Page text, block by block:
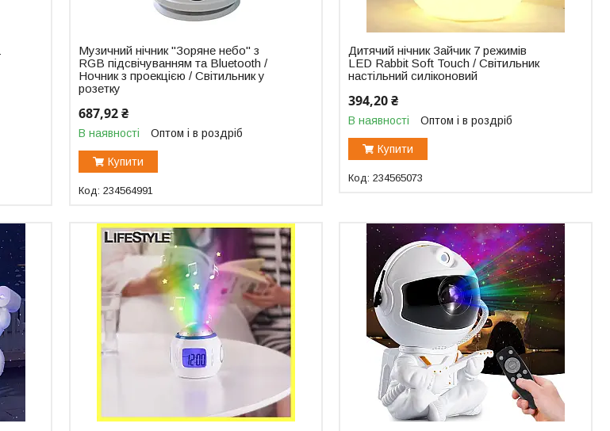
Музичний нічник "Зоряне небо" з
RGB підсвічуванням та Bluetooth /
Ночник з проекцією / Світильник у
розетку
687,92 ₴
В наявності Оптом і в роздріб
Купити
234564991
Дитячий нічник Зайчик 7 режимів
LED Rabbit Soft Touch / Світильник
настільний силіконовий
394,20 ₴
В наявності Оптом і в роздріб
Купити
234565073